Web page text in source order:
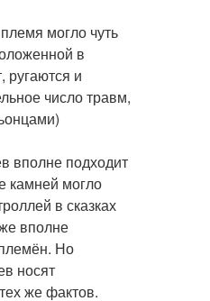
могло чуть
в
ругаются и
число травм,
вполне подходит
камней могло
в сказках
вполне
Но
носят
же фактов.